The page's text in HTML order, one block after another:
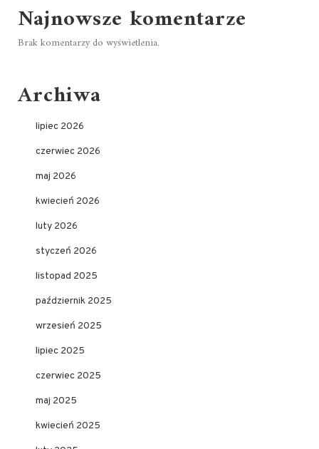
Najnowsze komentarze
Brak komentarzy do wyświetlenia.
Archiwa
lipiec 2026
czerwiec 2026
maj 2026
kwiecień 2026
luty 2026
styczeń 2026
listopad 2025
październik 2025
wrzesień 2025
lipiec 2025
czerwiec 2025
maj 2025
kwiecień 2025